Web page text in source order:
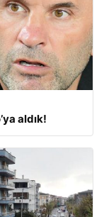
aldık!